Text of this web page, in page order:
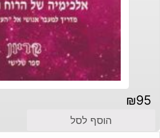
₪95
הוסף לסל